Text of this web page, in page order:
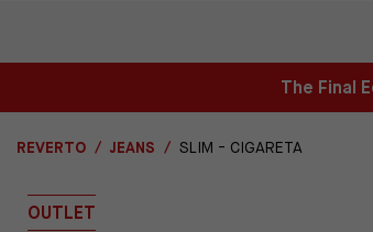
The Final
REVERTO JEANS SLIM - CIGARETA
OUTLET